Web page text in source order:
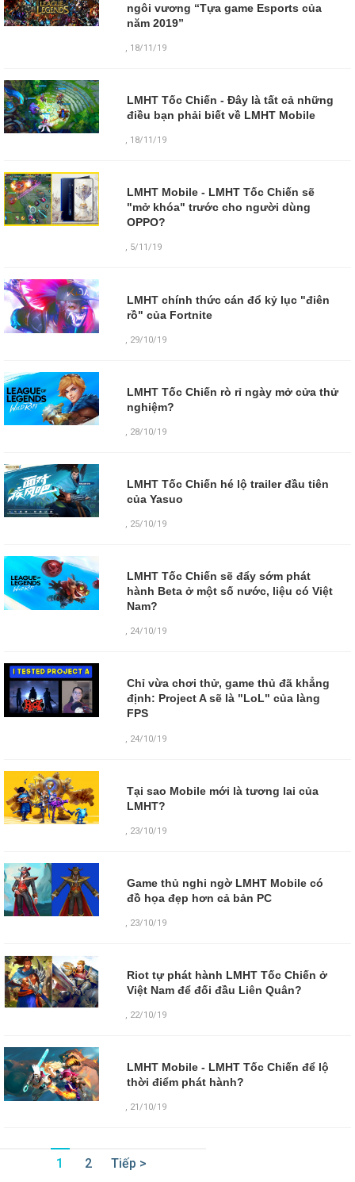
ngôi vương “Tựa game Esports của
năm 2019”
, 18/11/19
LMHT Tốc Chiến - Đây là tất cả những
điều bạn phải biết về LMHT Mobile
, 18/11/19
LMHT Mobile - LMHT Tốc Chiến sẽ
"mở khóa" trước cho người dùng
OPPO?
, 5/11/19
LMHT chính thức cán đổ kỷ lục "điên
rồ" của Fortnite
, 29/10/19
LMHT Tốc Chiến rò rỉ ngày mở cửa thử
nghiệm?
, 28/10/19
LMHT Tốc Chiến hé lộ trailer đầu tiên
của Yasuo
, 25/10/19
LMHT Tốc Chiến sẽ đẩy sớm phát
hành Beta ở một số nước, liệu có Việt
Nam?
, 24/10/19
Chỉ vừa chơi thử, game thủ đã khẳng
định: Project A sẽ là "LoL" của làng
FPS
24/10/19
Tại sao Mobile mới là tương lai của
LMHT?
, 23/10/19
Game thủ nghi ngờ LMHT Mobile có
đồ họa đẹp hơn cả bản PC
, 23/10/19
Riot tự phát hành LMHT Tốc Chiến ở
Việt Nam để đối đầu Liên Quân?
, 22/10/19
LMHT Mobile - LMHT Tốc Chiến để lộ
thời điểm phát hành?
, 21/10/19
1 2 Tiếp >